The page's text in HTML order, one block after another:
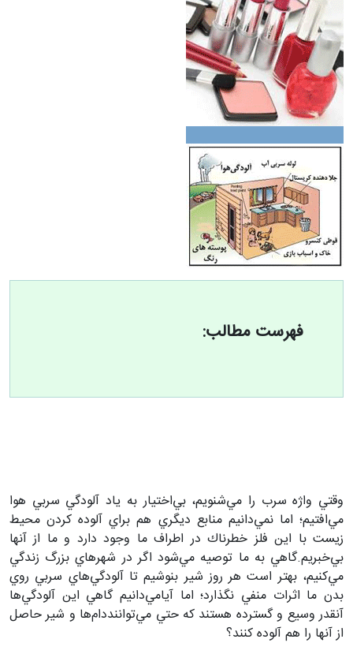
فهرست مطالب:
وقتي واژه سرب را مي‌شنويم، بي‌اختيار به ياد آلودگي سربي هوا
مي‌افتيم؛ اما نمي‌دانيم منابع ديگري هم براي آلوده كردن محيط
زيست با اين فلز خطرناك در اطراف ما وجود دارد و ما از آنها
بي‌خبريم.گاهيبه ما توصيه مي‌شود اگر در شهرهاي بزرگ زندگي
مي‌كنيم، بهتر است هر روز شير بنوشيم تا آلودگي‌هاي سربي روي
بدن ما اثرات منفي نگذارد؛ اما آيامي‌دانيم گاهي اين آلودگي‌ها
آنقدر وسيع و گسترده هستند كه حتي مي‌تواننددام‌ها و شير حاصل
از آنها را هم آلوده كنند؟